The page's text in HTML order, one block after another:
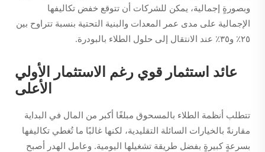
وبصورةٍ إجمالية، يمكن للشركات أن تتوقع خفض تكاليفها
الإجمالية على مدى عمر المعدات والبنية التحتية بنسبة تتراوح بين
٢٥٪ و٣٥٪ عند الانتقال إلى حلول الطلاء بالبودرة.
عائد استثمار قوي رغم الاستثمار الأولي
الأعلى
تتطلب أنظمة الطلاء بالمسحوق مبلغًا أكبر من المال في البداية
مقارنةً بالخيارات السائلة التقليدية، لكنها غالبًا ما تُغطي تكاليفها
بسرعةٍ كبيرةٍ بفضل طريقة تشغيلها اليومية. وعامل الهدر أصبح